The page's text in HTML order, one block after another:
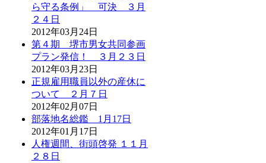
ら守る条例」 可決 ３月
２４日
2012年03月24日
第４期 堺市男女共同参画
プラン発信！ ３月２３日
2012年03月23日
正規雇用職員以外の産休に
ついて ２月７日
2012年02月07日
部落地名総鑑 1月17日
2012年01月17日
人権週間、街頭啓発 １１月
２８日